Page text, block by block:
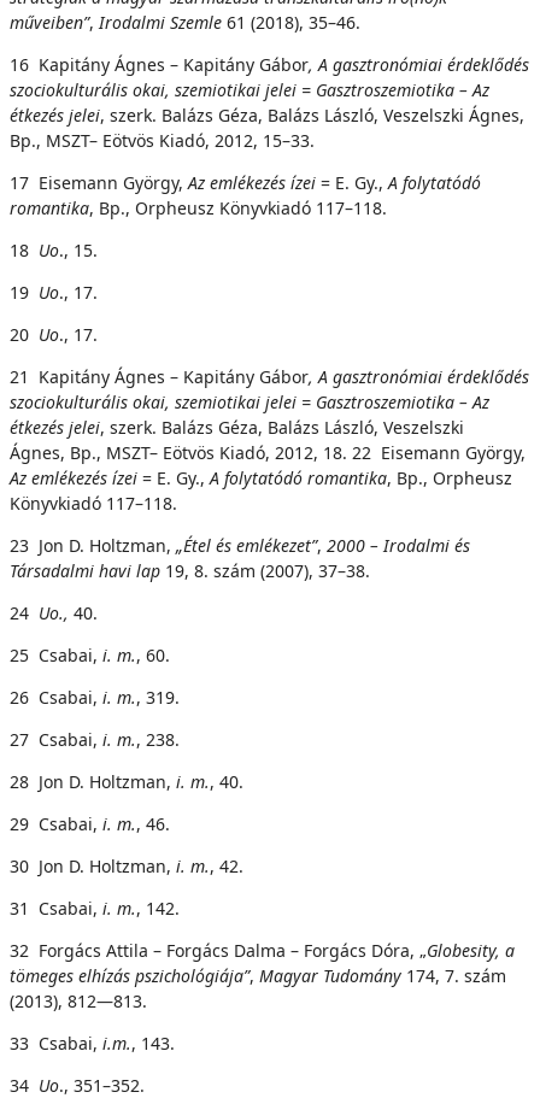
műveiben”,Irodalmi Szemle 61 (2018), 35–46.
16 Kapitány Ágnes – Kapitány Gábor, A gasztronómiai érdeklődés
szociokulturális okai, szemiotikai jelei = Gasztroszemiotika – Az
étkezés jelei, szerk. Balázs Géza, Balázs László, Veszelszki Ágnes,
Bp., MSZT– Eötvös Kiadó, 2012, 15–33.
17 Eisemann György,Az emlékezés ízei = E. Gy.,A folytatódó
romantika, Bp., Orpheusz Könyvkiadó 117–118.
18 Uo., 15.
19 Uo., 17.
20 Uo., 17.
21 Kapitány Ágnes – Kapitány Gábor, A gasztronómiai érdeklődés
szociokulturális okai, szemiotikai jelei = Gasztroszemiotika – Az
étkezés jelei, szerk. Balázs Géza, Balázs László, Veszelszki
Ágnes, Bp., MSZT– Eötvös Kiadó, 2012, 18. 22 Eisemann György,
Az emlékezés ízei = E. Gy.,A folytatódó romantika, Bp., Orpheusz
Könyvkiadó 117–118.
23 Jon D. Holtzman, „Étel és emlékezet”, 2000 – Irodalmi és
Társadalmi havi lap 19, 8. szám (2007), 37–38.
24 Uo., 40.
25 Csabai, i. m., 60.
26 Csabai, i. m., 319.
27 Csabai, i. m., 238.
28 Jon D. Holtzman, i. m., 40.
29 Csabai, i. m., 46.
30 Jon D. Holtzman, i. m., 42.
31 Csabai, i. m., 142.
32 Forgács Attila – Forgács Dalma – Forgács Dóra, „Globesity, a
tömeges elhízás pszichológiája”, Magyar Tudomány 174, 7. szám
(2013), 812—813.
33 Csabai, i.m., 143.
34 Uo., 351–352.